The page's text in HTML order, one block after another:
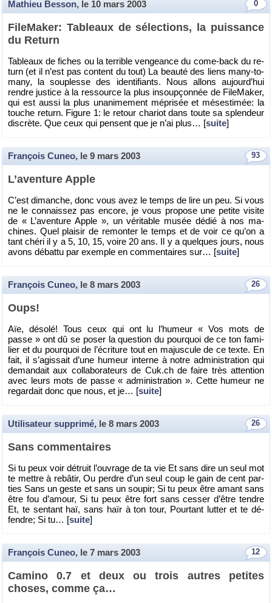
0
Mathieu Besson, le 10 mars 2003
Fi­le­Ma­ker: Ta­bleaux de sé­lec­tions, la puis­sance
du Re­turn
Ta­bleaux de fiches ou la ter­rible ven­geance du come-back du re­
turn (et il n’est pas content du tout) La beauté des liens many-to-
many, la sou­plesse des iden­ti­fiants. Nous al­lons au­jour­d’hui
rendre jus­tice à la res­source la plus in­soup­çon­née de Fi­le­Ma­ker,
qui est aussi la plus una­ni­me­ment mé­pri­sée et més­es­ti­mée: la
touche re­turn. Fi­gure 1: le re­tour cha­riot dans toute sa splen­deur
dis­crète. Que ceux qui pensent que je n’ai plus… [suite]
93
François Cuneo, le 9 mars 2003
L’aven­ture Apple
C’est di­manche, donc vous avez le temps de lire un peu. Si vous
ne le connais­sez pas en­core, je vous pro­pose une pe­tite vi­site
de « L’aven­ture Apple », un vé­ri­table musée dédié à nos ma­
chines. Quel plai­sir de re­mon­ter le temps et de voir ce qu’on a
tant chéri il y a 5, 10, 15, voire 20 ans. Il y a quelques jours, nous
avons dé­battu par exemple en com­men­taires sur… [suite]
26
François Cuneo, le 8 mars 2003
Oups!
Aïe, dé­solé! Tous ceux qui ont lu l’hu­meur « Vos mots de
passe » ont dû se poser la ques­tion du pour­quoi de ce ton fa­mi­
lier et du pour­quoi de l’écri­ture tout en ma­jus­cule de ce texte. En
fait, il s’agis­sait d’une hu­meur in­terne à notre ad­mi­nis­tra­tion qui
de­man­dait aux col­la­bo­ra­teurs de Cuk.​ch de faire très at­ten­tion
avec leurs mots de passe « ad­mi­nis­tra­tion ». Cette hu­meur ne
re­gar­dait donc que nous, et je… [suite]
26
Utilisateur supprimé, le 8 mars 2003
Sans com­men­taires
Si tu peux voir dé­truit l’ou­vrage de ta vie Et sans dire un seul mot
te mettre à re­bâ­tir, Ou perdre d’un seul coup le gain de cent par­
ties Sans un geste et sans un sou­pir; Si tu peux être amant sans
être fou d’amour, Si tu peux être fort sans ces­ser d’être tendre
Et, te sen­tant haï, sans haïr à ton tour, Pour­tant lut­ter et te dé­
fendre; Si tu… [suite]
12
François Cuneo, le 7 mars 2003
Ca­mino 0.7 et deux ou trois autres pe­tites
choses, comme ça…